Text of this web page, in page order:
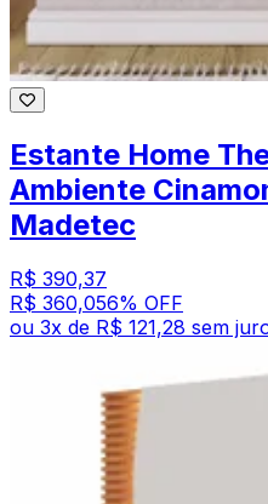
Estante Home
Ambiente
Madetec
R$ 390,37
R$ 360,056% OFF
ou 3x de R$ 121,28 sem